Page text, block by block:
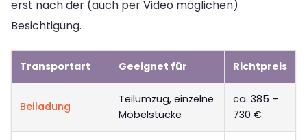
erst nach der (auch per Video möglichen)
Besichtigung.
Transportart Geeignet für Richtpreis
Beiladung
Teilumzug, einzelne
Möbelstücke
ca. 385 –
730 €